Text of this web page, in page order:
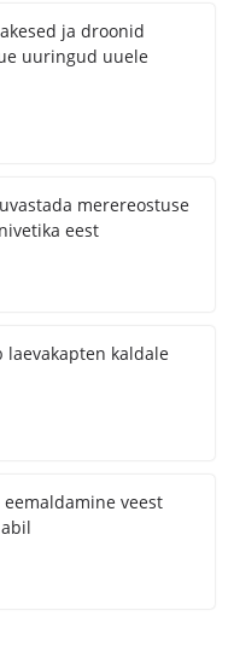
ja droonid
uuringud uuele
merereostuse
eest
laevakapten kaldale
veest